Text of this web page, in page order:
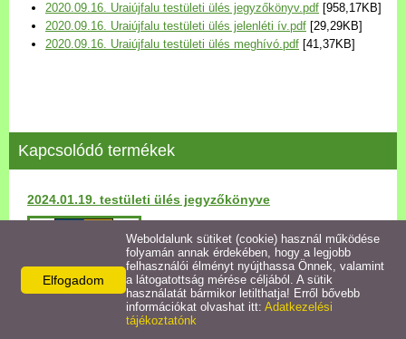
Hírek
Egyéb intézmények
Egyéb szolgáltatások
Egészségügyi ellátás
Uraiújfalu Sportegyesület
2020.09.16. Uraiújfalu testületi ülés jegyzőkönyv.pdf [958,17KB]
2020.09.16. Uraiújfalu testületi ülés jelenléti ív.pdf [29,29KB]
2020.09.16. Uraiújfalu testületi ülés meghívó.pdf [41,37KB]
Kapcsolódó termékek
2024.01.19. testületi ülés jegyzőkönyve
Részletek
Elfogadom
Weboldalunk sütiket (cookie) használ működése
folyamán annak érdekében, hogy a legjobb
felhasználói élményt nyújthassa Önnek, valamint
a látogatottság mérése céljából. A sütik
használatát bármikor letilthatja! Erről bővebb
információkat olvashat itt: Adatkezelési
tájékoztatónk